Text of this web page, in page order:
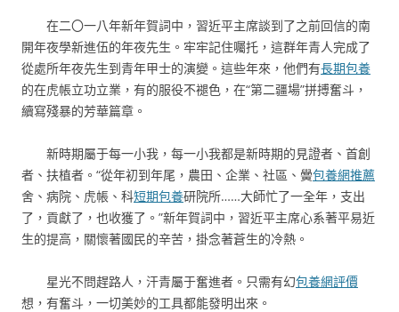
在二〇一八年新年賀詞中，習近平主席談到了之前回信的南
開年夜學新進伍的年夜先生。牢牢記住囑托，這群年青人完成了
從處所年夜先生到青年甲士的演變。這些年來，他們有長期包養
的在虎帳立功立業，有的服役不褪色，在“第二疆場”拼搏奮斗，
續寫殘暴的芳華篇章。
新時期屬于每一小我，每一小我都是新時期的見證者、首創
者、扶植者。“從年初到年尾，農田、企業、社區、黌包養網推薦
舍、病院、虎帳、科短期包養研院所……大師忙了一全年，支出
了，貢獻了，也收獲了。”新年賀詞中，習近平主席心系著平易近
生的提高，關懷著國民的辛苦，掛念著蒼生的冷熱。
星光不問趕路人，汗青屬于奮進者。只需有幻包養網評價
想，有奮斗，一切美妙的工具都能發明出來。